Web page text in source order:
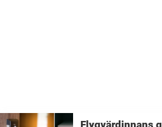
Flygvärdinnans